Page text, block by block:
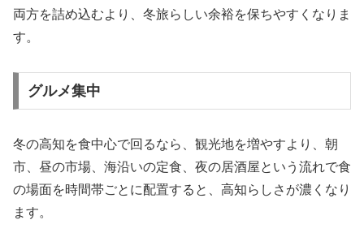
両方を詰め込むより、冬旅らしい余裕を保ちやすくなりま
す。
グルメ集中
冬の高知を食中心で回るなら、観光地を増やすより、朝
市、昼の市場、海沿いの定食、夜の居酒屋という流れで食
の場面を時間帯ごとに配置すると、高知らしさが濃くなり
ます。